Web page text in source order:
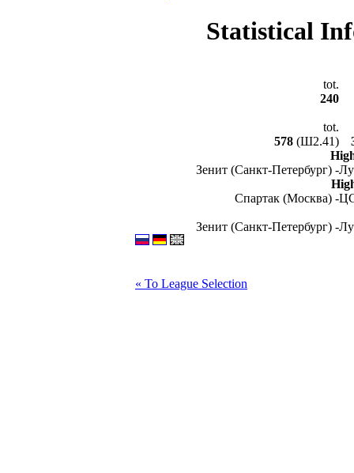
Statistical
tot.
240
tot.
578(Ш2.41)
Зенит (Санкт-Петербург) -
Спартак (Москва) -
Зенит (Санкт-Петербург) -
« To League Selection